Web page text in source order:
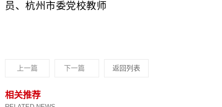
员、杭州市委党校教师
上一篇 下一篇 返回列表
相关推荐